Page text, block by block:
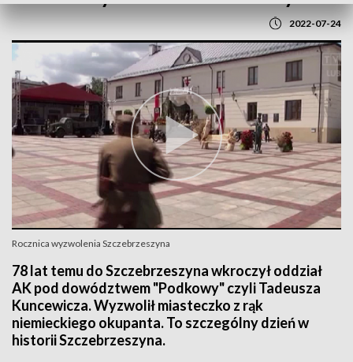
2022-07-24
Rocznica wyzwolenia Szczebrzeszyna
78 lat temu do Szczebrzeszyna wkroczył oddział
AK pod dowództwem "Podkowy" czyli Tadeusza
Kuncewicza. Wyzwolił miasteczko z rąk
niemieckiego okupanta. To szczególny dzień w
historii Szczebrzeszyna.